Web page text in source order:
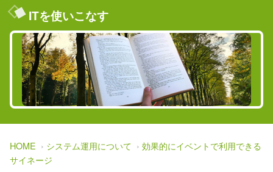
ITを使いこなす
HOME システム運用について
効果的にイベントで利用できる
サイネージ